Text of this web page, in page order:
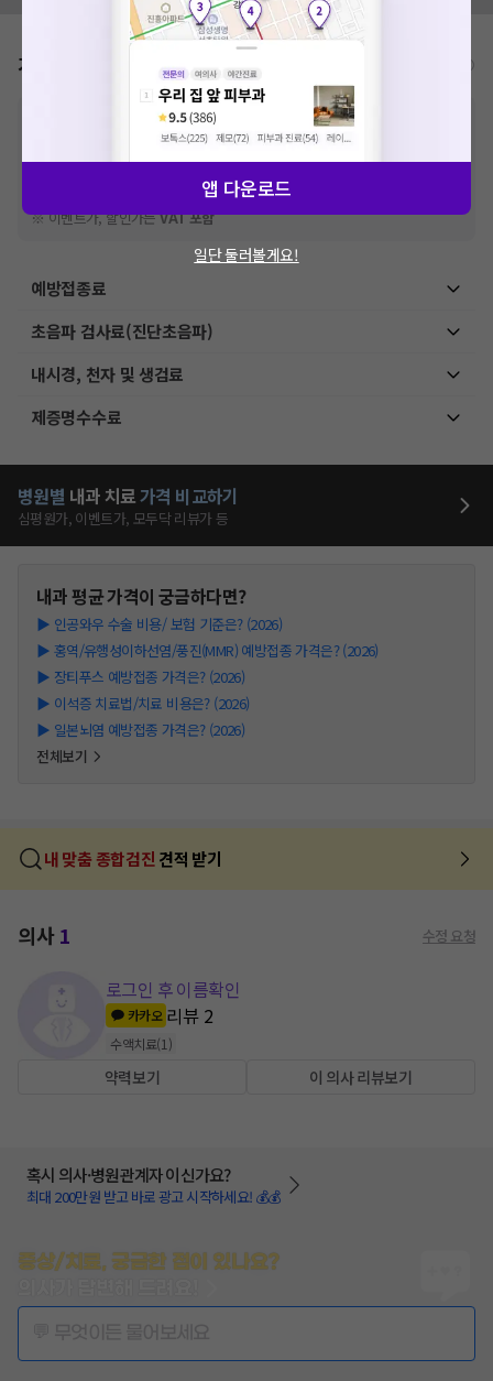
가격표
비급여 항목의 경우,추가비용 등으로 실제 가격과 상이할 수 있으니, 정확
한 가격은 해당 의료기관에 직접 문의해주세요.
※급여 항목의 경우,건강보험심사평가원에 고지되어 있는 급여 진료 기준 가
격입니다. (진료와 연관된 복합적인 비용이 추가되어, 병원마다 금액이 다르게
산정될 수 있는 점 참고 바랍니다.)
※ 이벤트가, 할인가는VAT 포함
예방접종료
초음파 검사료(진단초음파)
내시경, 천자 및 생검료
제증명수수료
병원별 내과 치료가격 비교하기
심평원가, 이벤트가, 모두닥 리뷰가 등
내과평균 가격이 궁금하다면?
▶ 인공와우 수술 비용/ 보험 기준은? (2026)
▶ 홍역/유행성이하선염/풍진(MMR) 예방접종 가격은? (2026)
▶ 장티푸스 예방접종 가격은? (2026)
▶ 이석증 치료법/치료 비용은? (2026)
▶ 일본뇌염 예방접종 가격은? (2026)
전체보기
내 맞춤 종합검진 견적 받기
의사1 수정 요청
로그인 후 이름확인
카카오 리뷰 2
수액치료(1 )
약력보기 이 의사 리뷰보기
혹시 의사·병원관계자 이신가요?
최대 200만원 받고 바로 광고 시작하세요! 💰💰
증상/치료, 궁금한 점이 있나요?
앱 다운로드
일단 둘러볼게요!